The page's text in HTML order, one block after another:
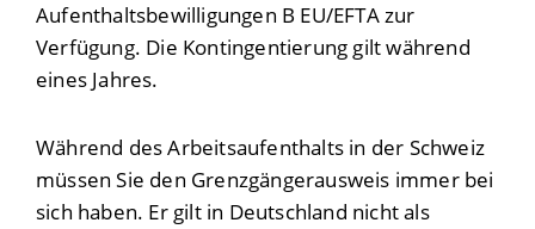
Aufenthaltsbewilligungen B EU/EFTA zur
Verfügung. Die Kontingentierung gilt während
eines Jahres.
Während des Arbeitsaufenthalts in der Schweiz
müssen Sie den Grenzgängerausweis immer bei
sich haben. Er gilt in Deutschland nicht als